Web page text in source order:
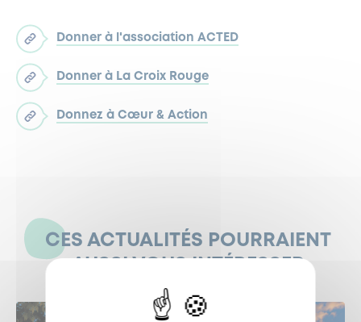
Donner à l'association ACTED
Donner à La Croix Rouge
Donnez à Cœur & Action
CES ACTUALITÉS POURRAIENT
AUSSI VOUS INTÉRESSER